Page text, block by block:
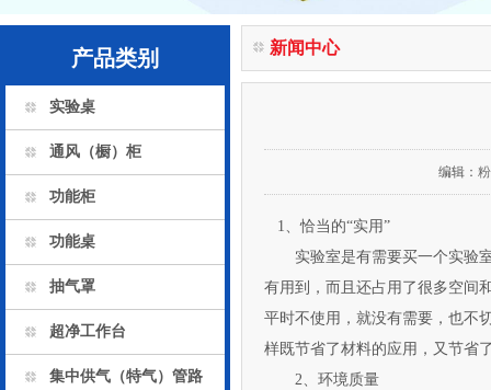
产品类别
实验桌
通风（橱）柜
功能柜
功能桌
抽气罩
超净工作台
集中供气（特气）管路
新闻中心
编辑：
1、恰当的“实用”
实验室是有需要买一个实验室操作
有用到，而且还占用了很多空间
平时不使用，就没有需要，
样既节省了材料的应用，又节省了
2、环境质量